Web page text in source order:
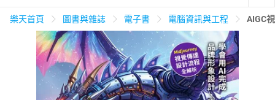
天天免運 美食蛋糕 養生保健 民生用品
樂天首頁 圖書與雜誌 電子書 電腦資訊與工程 AIGC